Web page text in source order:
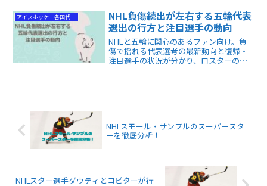
アイスホッケー各国代表情報
NHL負傷続出が左右する五輪代表
選出の行方と注目選手の動向
NHLと五輪に関心のあるファン向け。負
傷で揺れる代表選考の最新動向と復帰・
注目選手の状況が分かり、ロスターの行
NHLスモール・サンプルのスーパースタ
ーを徹底分析！
NHLスター選手ダウティとコピターが行